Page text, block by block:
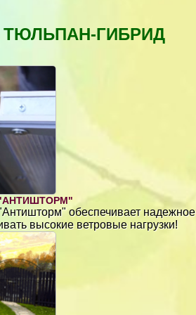
ГИБРИД
обеспечивает надежное
высокие ветровые нагрузки!